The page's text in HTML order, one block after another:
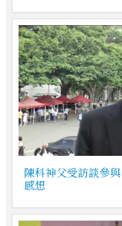
陳科神父受訪談參
感想